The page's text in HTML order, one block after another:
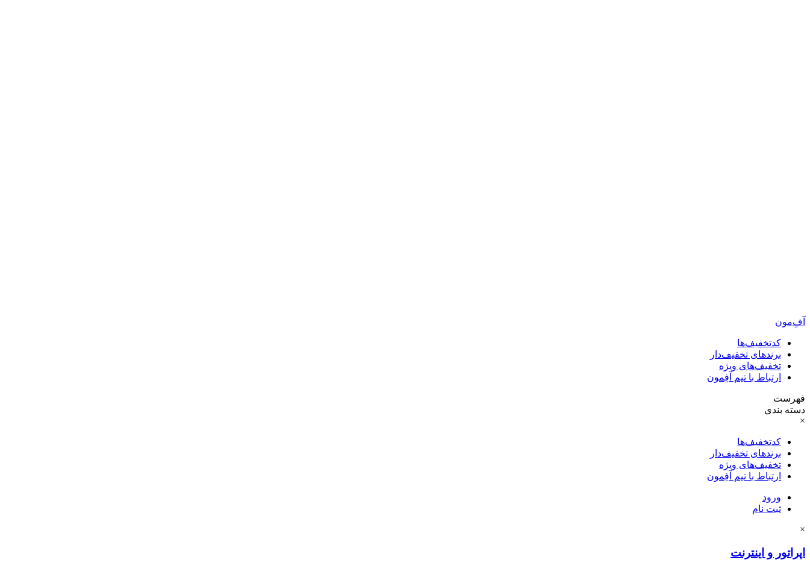
آفِ‌مون
کدتخفیف‌ها
برندهای تخفیف‌دار
تخفیف‌های ویژه
ارتباط با تیم آفِمون
فهرست
دسته بندی
×
کدتخفیف‌ها
برندهای تخفیف‌دار
تخفیف‌های ویژه
ارتباط با تیم آفِمون
ورود
ثبت نام
×
اپراتور و اینترنت